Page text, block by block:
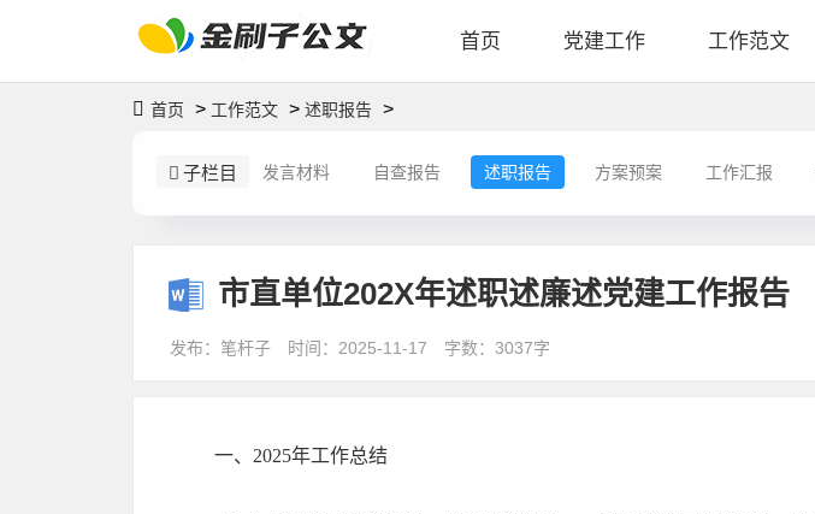
首页 党建工作 工作范文
首页 > 工作范文 > 述职报告 >
子栏目 发言材料 自查报告 述职报告 方案预案 工作汇报
市直单位202X年述职述廉述党建工作报告
发布：笔杆子 时间：2025-11-17 字数：3037字
一、2025年工作总结